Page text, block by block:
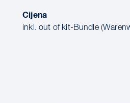
Cijena
inkl. out of kit-Bundle